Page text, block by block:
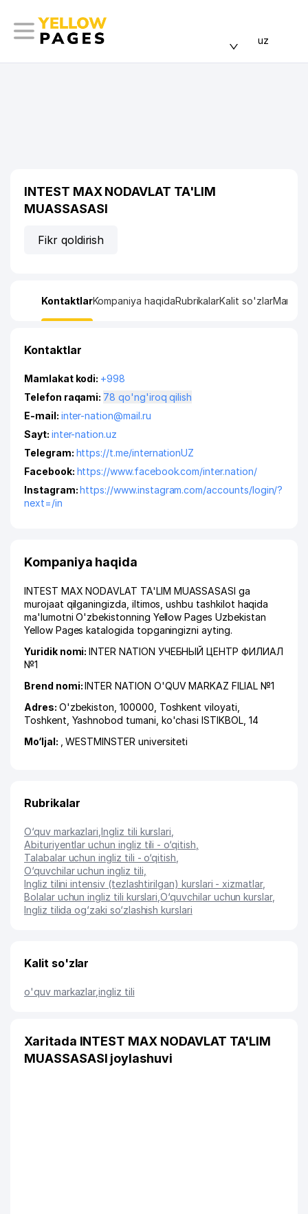
uz
INTEST MAX NODAVLAT TA'LIM
MUASSASASI
Fikr qoldirish
KontaktlarKompaniya haqidaRubrikalarKalit so'zlarManzil
Kontaktlar
Mamlakat kodi: +998
Telefon raqami:
78 qo'ng'iroq qilish
E-mail: inter-nation@mail.ru
Sayt: inter-nation.uz
Telegram: https://t.me/internationUZ
Facebook: https://www.facebook.com/inter.nation/
Instagram:https://www.instagram.com/accounts/login/?
next=/in
Kompaniya haqida
INTEST MAX NODAVLAT TA'LIM MUASSASASI ga
murojaat qilganingizda, iltimos, ushbu tashkilot haqida
ma'lumotni O'zbekistonning Yellow Pages Uzbekistan
Yellow Pages katalogida topganingizni ayting.
Yuridik nomi:INTER NATION УЧЕБНЫЙ ЦЕНТР ФИЛИАЛ
№1
Brend nomi:INTER NATION O'QUV MARKAZ FILIAL №1
Adres: O'zbekiston, 100000, Toshkent viloyati
Toshkent Yashnobod tumani ko'chasi ISTIKBOL, 14
Mo‘ljal:
, WESTMINSTER universiteti
Rubrikalar
O‘quv markazlari ,Ingliz tili kurslari
Abituriyentlar uchun ingliz tili - o‘qitish
Talabalar uchun ingliz tili - o‘qitish
O‘quvchilar uchun ingliz tili
Ingliz tilini intensiv (tezlashtirilgan) kurslari - xizmatlar,
Bolalar uchun ingliz tili kurslari ,O‘quvchilar uchun kurslar,
Ingliz tilida og‘zaki so‘zlashish kurslari
Kalit so'zlar
o'quv markazlar,ingliz tili
Xaritada INTEST MAX NODAVLAT TA'LIM
MUASSASASI joylashuvi